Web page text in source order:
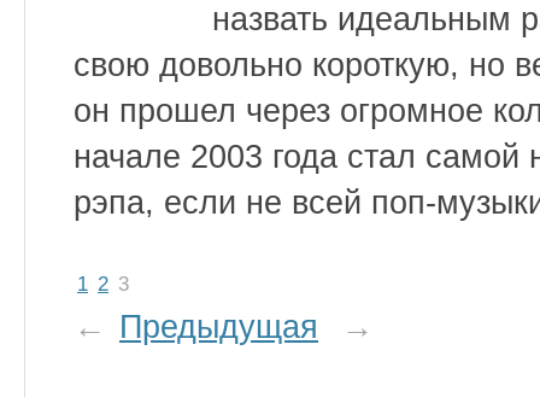
назвать идеальным
свою довольно короткую, но
он прошел через огромное
начале 2003 года стал самой
рэпа, если не всей поп-
1 2 3
← Предыдущая →